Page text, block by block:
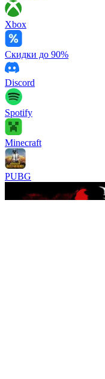
Xbox
Скидки до 90%
Discord
Spotify
Minecraft
PUBG